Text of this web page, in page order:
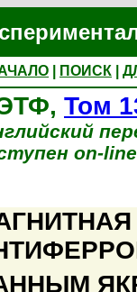
ПОИСК
Том
on-